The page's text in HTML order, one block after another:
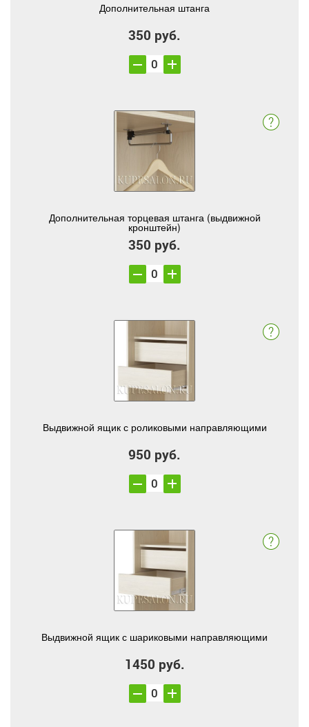
Дополнительная штанга
350 руб.
Дополнительная торцевая штанга (выдвижной
кронштейн)
350 руб.
Выдвижной ящик с роликовыми направляющими
950 руб.
Выдвижной ящик с шариковыми направляющими
1450 руб.